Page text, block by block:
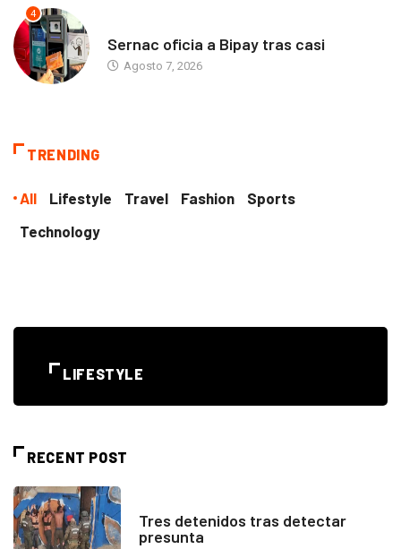
4
Sernac oficia a Bipay tras casi
Agosto 7, 2026
TRENDING
All Lifestyle Travel Fashion
Sports
Technology
LIFESTYLE
RECENT POST
Tres detenidos tras detectar
presunta